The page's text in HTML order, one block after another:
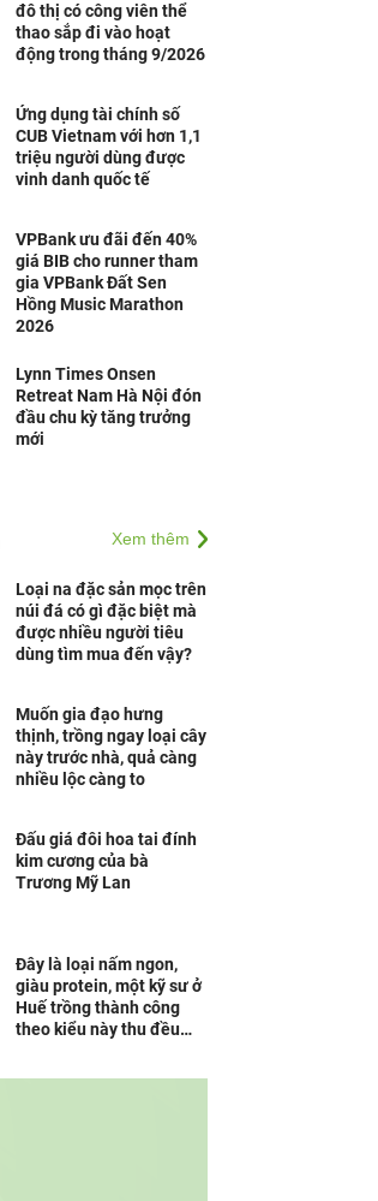
đô thị có công viên thể
thao sắp đi vào hoạt
động trong tháng 9/2026
Ứng dụng tài chính số
CUB Vietnam với hơn 1,1
triệu người dùng được
vinh danh quốc tế
VPBank ưu đãi đến 40%
giá BIB cho runner tham
gia VPBank Đất Sen
Hồng Music Marathon
2026
Lynn Times Onsen
Retreat Nam Hà Nội đón
đầu chu kỳ tăng trưởng
mới
Xem thêm
Loại na đặc sản mọc trên
núi đá có gì đặc biệt mà
được nhiều người tiêu
dùng tìm mua đến vậy?
Muốn gia đạo hưng
thịnh, trồng ngay loại cây
này trước nhà, quả càng
nhiều lộc càng to
Đấu giá đôi hoa tai đính
kim cương của bà
Trương Mỹ Lan
Đây là loại nấm ngon,
giàu protein, một kỹ sư ở
Huế trồng thành công
theo kiểu này thu đều